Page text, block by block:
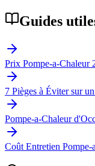
Guides
Prix Pompe-a-Chaleur
7 Pièges à Éviter sur
Pompe-a-Chaleur
Coût Entretien Pompe-